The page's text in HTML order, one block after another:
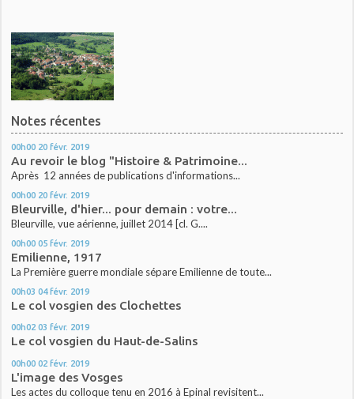
Notes récentes
00h00 20 févr. 2019
Au revoir le blog "Histoire & Patrimoine...
Après 12 années de publications d'informations...
00h00 20 févr. 2019
Bleurville, d'hier... pour demain : votre...
Bleurville, vue aérienne, juillet 2014 [cl. G....
00h00 05 févr. 2019
Emilienne, 1917
La Première guerre mondiale sépare Emilienne de toute...
00h03 04 févr. 2019
Le col vosgien des Clochettes
00h02 03 févr. 2019
Le col vosgien du Haut-de-Salins
00h00 02 févr. 2019
L'image des Vosges
Les actes du colloque tenu en 2016 à Epinal revisitent...